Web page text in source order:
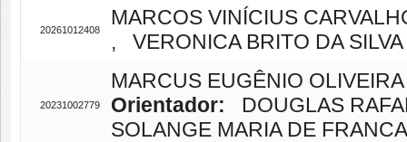
20261012408
MARCOS VINÍCIUS
, VERONICA BRITO DA
20231002779
MARCUS EUGÊNIO
Orientador: DOUGLAS
SOLANGE MARIA DE